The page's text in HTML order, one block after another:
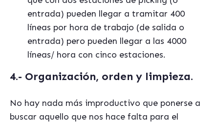
entrada) pueden llegar a tramitar 400
líneas por hora de trabajo (de salida o
entrada) pero pueden llegar a las 4000
líneas/ hora con cinco estaciones.
4.- Organización, orden y limpieza.
No hay nada más improductivo que ponerse a
buscar aquello que nos hace falta para el